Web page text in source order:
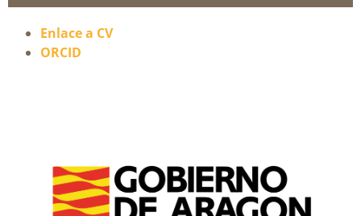
Enlace a CV
ORCID